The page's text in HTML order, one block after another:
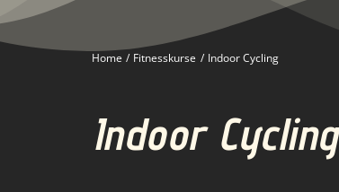
Home Fitnesskurse Indoor Cycling
Indoor Cycling